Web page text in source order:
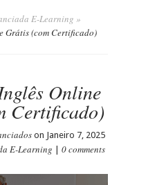
E-Learning »
Grátis (com Certificado)
Online
Certificado)
on Janeiro 7, 2025
E-Learning 0 comments